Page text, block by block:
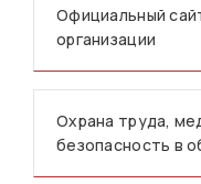
Официальный
организации
Охрана труда,
безопасность в